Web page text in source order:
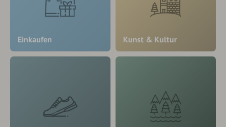
Einkaufen Kunst & Kultur